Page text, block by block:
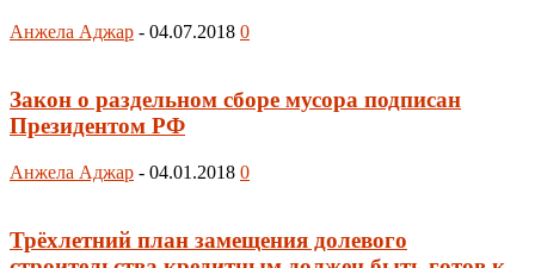
Анжела Аджар - 04.07.2018 0
Закон о раздельном сборе мусора подписан
Президентом РФ
Анжела Аджар - 04.01.2018 0
Трёхлетний план замещения долевого